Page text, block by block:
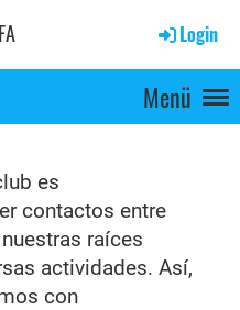
Login
Menü
es
contactos entre
raíces
actividades. Así,
con